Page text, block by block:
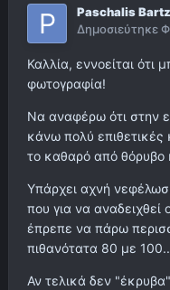
Paschalis
Δημοσιεύτηκε
Καλλία, εννοείται ότι
φωτογραφία!
Να αναφέρω ότι στην
κάνω πολύ επιθετικές
το καθαρό από θόρυβο
Υπάρχει αχνή
που για να
έπρεπε να πάρω
πιθανότατα 80 με 100..
Αν τελικά δεν